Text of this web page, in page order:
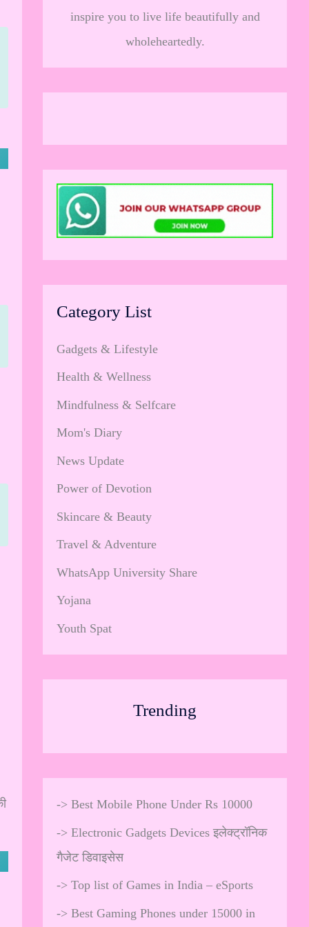
inspire you to live life beautifully and
wholeheartedly.
Category List
Gadgets & Lifestyle
Health & Wellness
Mindfulness & Selfcare
Mom's Diary
News Update
Power of Devotion
Skincare & Beauty
Travel & Adventure
WhatsApp University Share
Yojana
Youth Spat
Trending
-> Best Mobile Phone Under Rs 10000
-> Electronic Gadgets Devices इलेक्ट्रॉनिक
गैजेट डिवाइसेस
-> Top list of Games in India – eSports
-> Best Gaming Phones under 15000 in